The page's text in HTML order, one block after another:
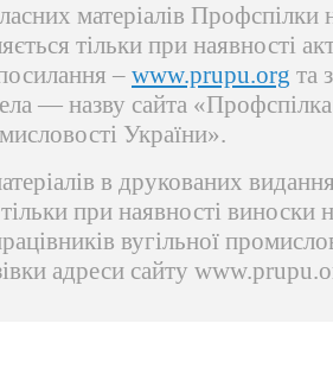
матеріалів Профспілки
тільки при наявності
– www.prupu.org та
— назву сайта «Профспілка
України».
в друкованих
при наявності виноски
вугільної
адреси сайту